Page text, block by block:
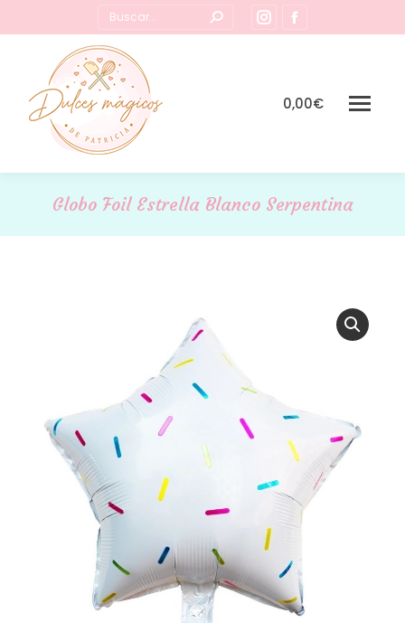
Buscar:
Instagram
page
new
page
in
0,00€
Globo Foil Estrella Blanco Serpentina